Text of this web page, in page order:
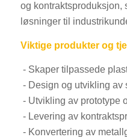
og kontraktsproduksjon,
løsninger til
Viktige produkter og
- Skaper tilpassede
- Design og utvikling av
- Utvikling av prototype
- Levering av
- Konvertering av